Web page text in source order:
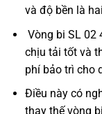
và độ bền là
Vòng bi SL 02
chịu tải tốt và
phí bảo trì cho
Điều này có
thay thế vòng